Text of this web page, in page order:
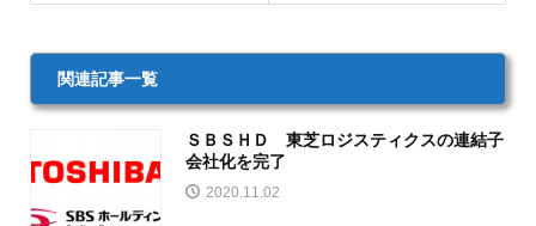
関連記事一覧
ＳＢＳＨＤ 東芝ロジスティクスの連結子
会社化を完了
2020.11.02